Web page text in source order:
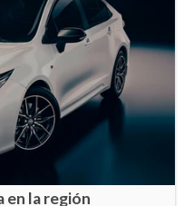
en la región